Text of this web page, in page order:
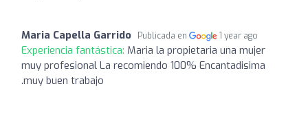
Maria Capella Garrido Publicada en 1 year ago
Experiencia fantástica: Maria la propietaria una mujer
muy profesional La recomiendo 100% Encantadisima
.muy buen trabajo